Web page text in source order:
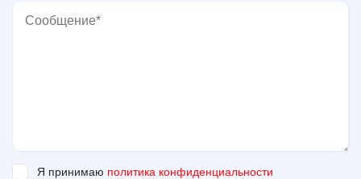
Я принимаю политика конфиденциальности